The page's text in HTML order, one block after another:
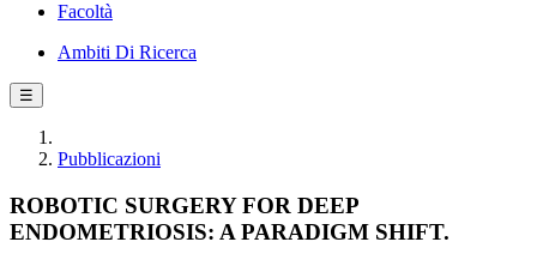
Facoltà
Ambiti Di Ricerca
☰
Pubblicazioni
ROBOTIC SURGERY FOR DEEP
ENDOMETRIOSIS: A PARADIGM SHIFT.